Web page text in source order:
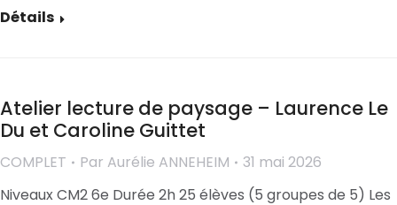
Détails
Atelier lecture de paysage – Laurence Le
Du et Caroline Guittet
COMPLET Par Aurélie ANNEHEIM
31 mai 2026
Niveaux CM2 6e Durée 2h 25 élèves (5 groupes de 5) Les